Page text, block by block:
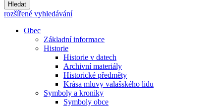
Hledat
rozšířené vyhledávání
Obec
Základní informace
Historie
Historie v datech
Archivní materiály
Historické předměty
Krása mluvy valašského lidu
Symboly a kroniky
Symboly obce